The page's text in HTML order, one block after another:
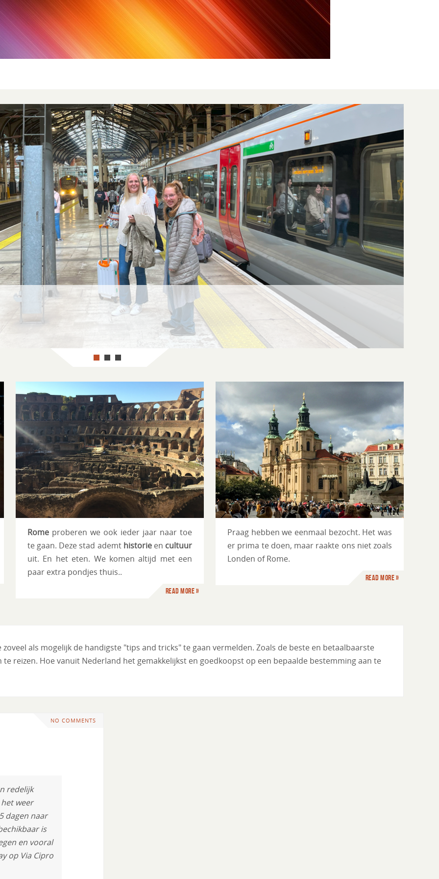
Rome proberen we ook ieder jaar naar toe
te gaan. Deze stad ademt historieen cultuur
uit. En het eten. We komen altijd met een
paar extra pondjes thuis..
Read more »
Praag
Praag hebben we eenmaal bezocht. Het was
er prima te doen, maar raakte ons niet zoals
Londen of Rome.
Read more »
als mogelijk de handigste "tips and tricks" te gaan vermelden. Zoals de beste en betaalbaarste
reizen. Hoe vanuit Nederland het gemakkelijkst en goedkoopst op een bepaalde bestemming aan te
NO COMMENTS
redelijk
weer
dagen naar
is
en vooral
op Via Cipro